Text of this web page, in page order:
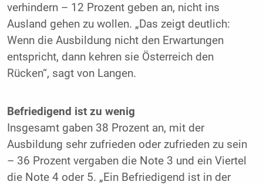
verhindern – 12 Prozent geben an, nicht ins
Ausland gehen zu wollen. „Das zeigt deutlich:
Wenn die Ausbildung nicht den Erwartungen
entspricht, dann kehren sie Österreich den
Rücken“, sagt von Langen.
Befriedigend ist zu wenig
Insgesamt gaben 38 Prozent an, mit der
Ausbildung sehr zufrieden oder zufrieden zu sein
– 36 Prozent vergaben die Note 3 und ein Viertel
die Note 4 oder 5. „Ein Befriedigend ist in der